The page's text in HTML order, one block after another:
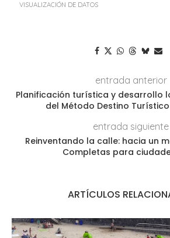
VISUALIZACIÓN DE DATOS
entrada anterior
Planificación turística y desarrollo
del Método Destino
entrada siguiente
Reinventando la calle: hacia un
Completas para
ARTÍCULOS